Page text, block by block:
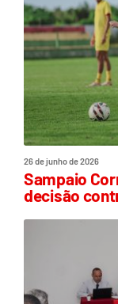
26 de junho de 2026
Sampaio
decisão